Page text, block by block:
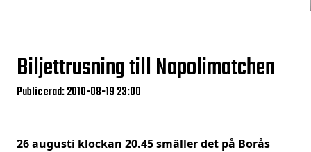
Biljettrusning till Napolimatchen
Publicerad: 2010-08-19 23:00
26 augusti klockan 20.45 smäller det på Borås